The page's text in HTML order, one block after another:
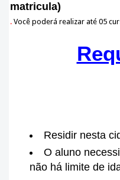
matricula)
. Você poderá realizar até 05
Residir nesta
O aluno
não há limite de